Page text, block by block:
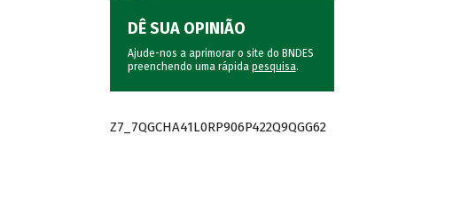
DÊ SUA OPINIÃO
Ajude-nos a aprimorar o site do BNDES
preenchendo uma rápida pesquisa.
Z7_7QGCHA41L0RP906P422Q9QGG62